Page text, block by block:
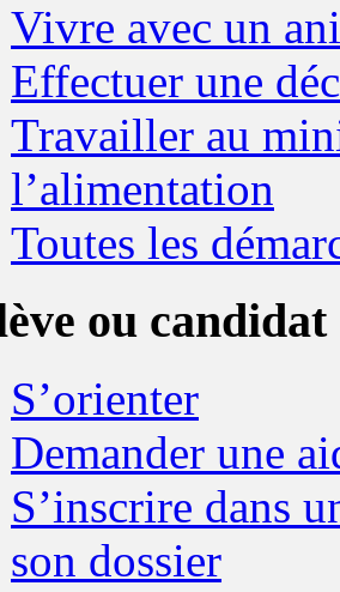
Vivre avec un
Effectuer une
Travailler au
l’alimentation
Toutes les
ou candidat
S’orienter
Demander une
S’inscrire dans
son dossier